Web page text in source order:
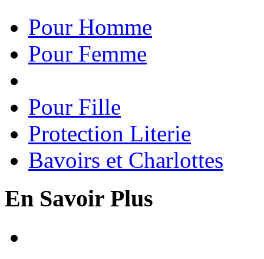
Pour Homme
Pour Femme
Pour Fille
Protection Literie
Bavoirs et Charlottes
En Savoir Plus